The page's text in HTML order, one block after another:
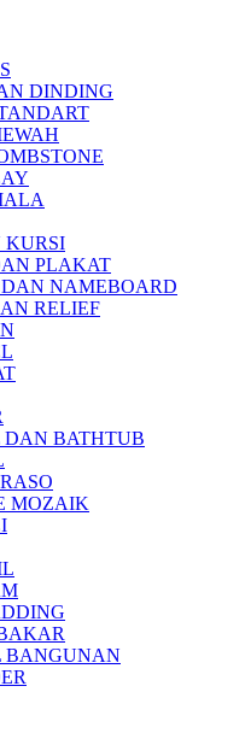
DINDING
KURSI
PLAKAT
NAMEBOARD
RELIEF
DAN BATHTUB
MOZAIK
BANGUNAN